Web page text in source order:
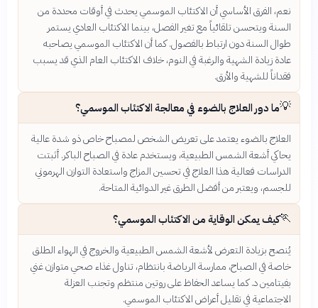
نعم، الفرق الأساسي أن الاكتئاب الموسمي يحدث في أوقات محددة من
السنة ويتحسن تلقائياً مع تغير الفصل، بينما الاكتئاب العادي يستمر
طوال السنة دون ارتباط بالفصول. كما أن الاكتئاب الموسمي يصاحبه
عادة زيادة الشهية والرغبة في النوم، خلاف الاكتئاب العام الذي قد يسبب
فقداناً للشهية والأرق.
💡ما دور العلاج بالضوء في معالجة الاكتئاب الموسمي؟
العلاج بالضوء يعتمد على تعريض الشخص لمصباح خاص ذو شدة عالية
يحاكي أشعة الشمس الطبيعية، ويستخدم عادة في الصباح الباكر. أثبتت
الدراسات فعالية هذا العلاج في تحسين المزاج واستعادة التوازن الهرموني
للجسم، ويعتبر من أفضل الطرق غير الدوائية المتاحة.
🏃كيف يمكن الوقاية من الاكتئاب الموسمي؟
يُنصح بزيادة التعرض لأشعة الشمس الطبيعية والخروج في الهواء الطلق
خاصة في الصباح، ممارسة الرياضة بانتظام، تناول غذاء صحي متوازن غني
بفيتامين د. كما يساعد الحفاظ على روتين منتظم وتجنب العزلة
الاجتماعية في تقليل أعراض الاكتئاب الموسمي.